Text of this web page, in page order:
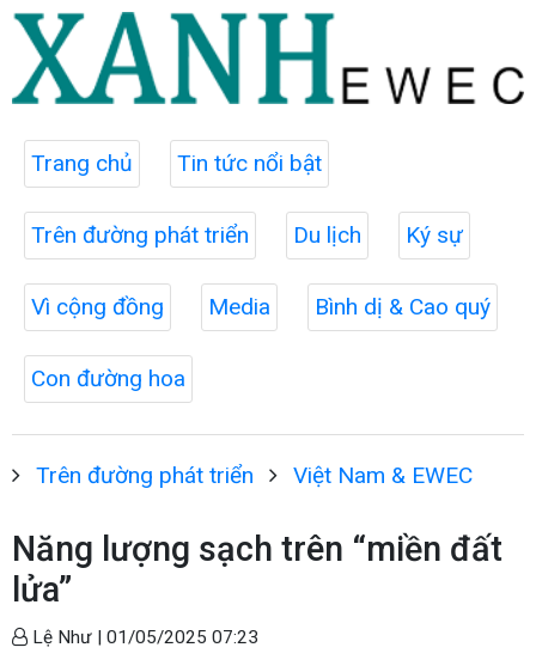
Trang chủ Tin tức nổi bật
Trên đường phát triển Du lịch Ký sự
Vì cộng đồng Media Bình dị & Cao quý
Con đường hoa
Trên đường phát triển Việt Nam & EWEC
Năng lượng sạch trên “miền đất
lửa”
Lệ Như | 01/05/2025 07:23